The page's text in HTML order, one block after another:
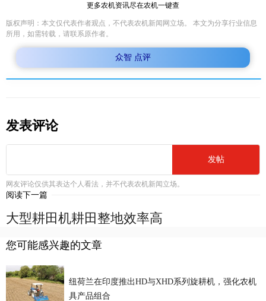
更多农机资讯尽在农机一键查
版权声明：本文仅代表作者观点，不代表农机新闻网立场。 本文为分享行业信息
所用，如需转载，请联系原作者。
众智 点评
发表评论
发帖
网友评论仅供其表达个人看法，并不代表农机新闻立场。
阅读下一篇
大型耕田机耕田整地效率高
您可能感兴趣的文章
纽荷兰在印度推出HD与XHD系列旋耕机，强化农机
具产品组合